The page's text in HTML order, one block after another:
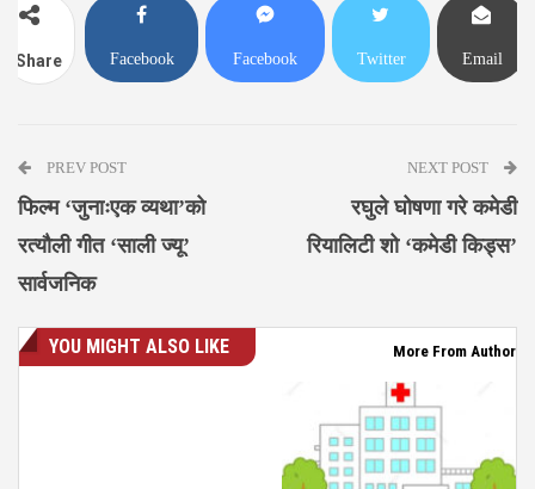
Share Facebook Facebook Twitter Email
PREV POST
फिल्म ‘जुनाःएक व्यथा’को
रत्यौली गीत ‘साली ज्यू’
सार्वजनिक
NEXT POST
रघुले घोषणा गरे कमेडी
रियालिटी शो ‘कमेडी किड्स’
YOU MIGHT ALSO LIKE More From Author